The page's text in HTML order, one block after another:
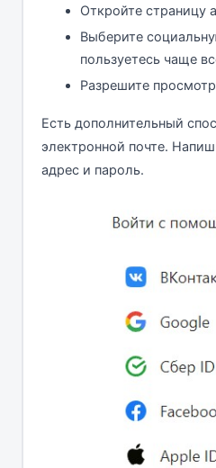
Откройте страницу
Выберите
пользуетесь чаще
Разрешите
Есть дополнительный
электронной почте.
адрес и пароль.